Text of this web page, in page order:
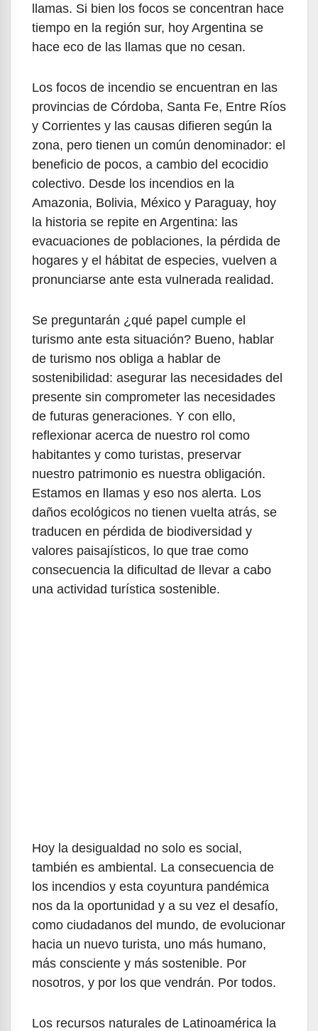
llamas. Si bien los focos se concentran hace
tiempo en la región sur, hoy Argentina se
hace eco de las llamas que no cesan.
Los focos de incendio se encuentran en las
provincias de Córdoba, Santa Fe, Entre Ríos
y Corrientes y las causas difieren según la
zona, pero tienen un común denominador: el
beneficio de pocos, a cambio del ecocidio
colectivo. Desde los incendios en la
Amazonia, Bolivia, México y Paraguay, hoy
la historia se repite en Argentina: las
evacuaciones de poblaciones, la pérdida de
hogares y el hábitat de especies, vuelven a
pronunciarse ante esta vulnerada realidad.
Se preguntarán ¿qué papel cumple el
turismo ante esta situación? Bueno, hablar
de turismo nos obliga a hablar de
sostenibilidad: asegurar las necesidades del
presente sin comprometer las necesidades
de futuras generaciones. Y con ello,
reflexionar acerca de nuestro rol como
habitantes y como turistas, preservar
nuestro patrimonio es nuestra obligación.
Estamos en llamas y eso nos alerta. Los
daños ecológicos no tienen vuelta atrás, se
traducen en pérdida de biodiversidad y
valores paisajísticos, lo que trae como
consecuencia la dificultad de llevar a cabo
una actividad turística sostenible.
Hoy la desigualdad no solo es social,
también es ambiental. La consecuencia de
los incendios y esta coyuntura pandémica
nos da la oportunidad y a su vez el desafío,
como ciudadanos del mundo, de evolucionar
hacia un nuevo turista, uno más humano,
más consciente y más sostenible. Por
nosotros, y por los que vendrán. Por todos.
Los recursos naturales de Latinoamérica la